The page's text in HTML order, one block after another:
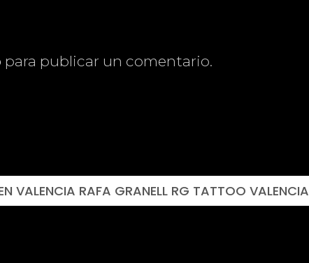
para publicar un comentario.
VALENCIA RAFA GRANELL RG TATTOO VALENCIA